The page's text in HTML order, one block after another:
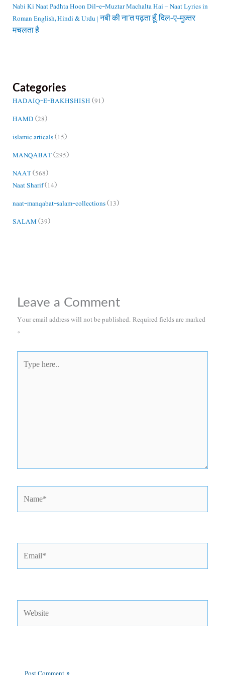
Nabi Ki Naat Padhta Hoon Dil-e-Muztar Machalta Hai – Naat Lyrics in
Roman English, Hindi & Urdu | नबी की ना’त पढ़ता हूँ, दिल-ए-मुज़्तर
मचलता है
Categories
HADAIQ-E-BAKHSHISH(91)
HAMD(28)
islamic articals(15)
MANQABAT(295)
NAAT(568)
Naat Sharif(14)
naat-manqabat-salam-collections(13)
SALAM(39)
Leave a Comment
Your email address will not be published.Required fields are marked
*
here..